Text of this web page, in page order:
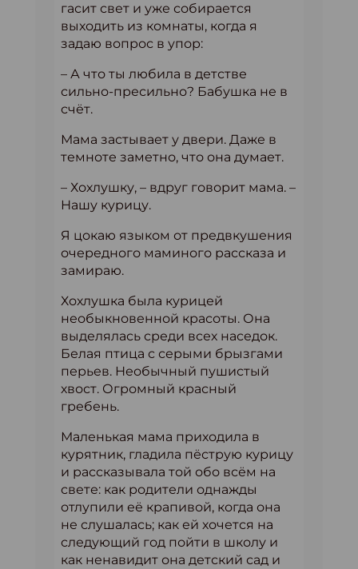
гасит свет и уже собирается
выходить из комнаты, когда я
задаю вопрос в упор:
– А что ты любила в детстве
сильно-пресильно? Бабушка не в
счёт.
Мама застывает у двери. Даже в
темноте заметно, что она думает.
– Хохлушку, – вдруг говорит мама. –
Нашу курицу.
Я цокаю языком от предвкушения
очередного маминого рассказа и
замираю.
Хохлушка была курицей
необыкновенной красоты. Она
выделялась среди всех наседок.
Белая птица с серыми брызгами
перьев. Необычный пушистый
хвост. Огромный красный
гребень.
Маленькая мама приходила в
курятник, гладила пёструю курицу
и рассказывала той обо всём на
свете: как родители однажды
отлупили её крапивой, когда она
не слушалась; как ей хочется на
следующий год пойти в школу и
как ненавидит она детский сад и